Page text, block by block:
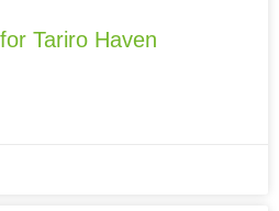
Tariro Haven